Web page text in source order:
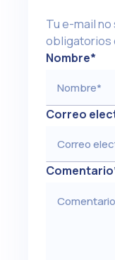
Tu e-mail
obligatorios
Nombre*
Correo
Comentario